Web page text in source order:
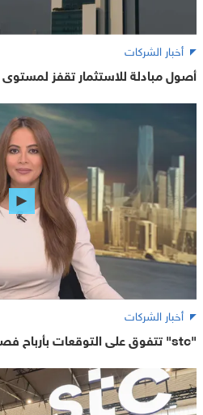
أخبار الشركات
أصول مبادلة للاستثمار تقفز لمستوى قياسي عند
أخبار الشركات
"stc" تتفوق على التوقعات بأرباح فصلية ناهزت مليار دولار